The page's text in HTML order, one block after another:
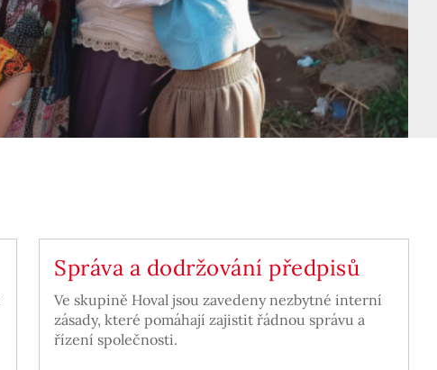
Správa a dodržování předpisů
Ve skupině Hoval jsou zavedeny nezbytné interní
zásady, které pomáhají zajistit řádnou správu a
řízení společnosti.